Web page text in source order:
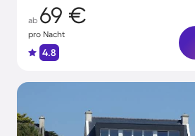
ab 69 €
pro Nacht
4.8